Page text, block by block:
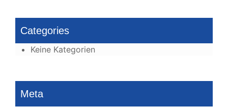
Categories
Keine Kategorien
Meta